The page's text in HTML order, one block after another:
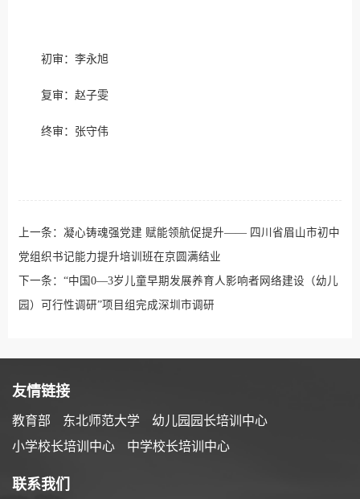
初审：李永旭
复审：赵子雯
终审：张守伟
上一条： 凝心铸魂强党建 赋能领航促提升—— 四川省眉山市初中
党组织书记能力提升培训班在京圆满结业
下一条： “中国0—3岁儿童早期发展养育人影响者网络建设（幼儿
园）可行性调研”项目组完成深圳市调研
友情链接
教育部 东北师范大学
幼儿园园长培训中心
小学校长培训中心
中学校长培训中心
联系我们